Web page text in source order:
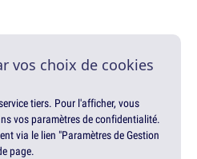
vos choix de cookies
tiers. Pour l'afficher, vous
vos paramètres de confidentialité.
via le lien "Paramètres de Gestion
page.